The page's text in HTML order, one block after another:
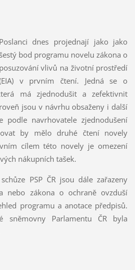
Poslanci dnes projednají jako jako
šestý bod programu novelu zákona o
posuzování vlivů na životní prostředí
v prvním čtení. Jedná se o
má zjednodušit a zefektivnit
jsou v návrhu obsaženy i další
podle navrhovatele zjednodušení
by mělo druhé čtení novely
cílem této novely je omezení
nákupních tašek.
PSP ČR jsou dále zařazeny
nebo zákona o ochraně ovzduší
programu a anotace předpisů.
sněmovny Parlamentu ČR byla